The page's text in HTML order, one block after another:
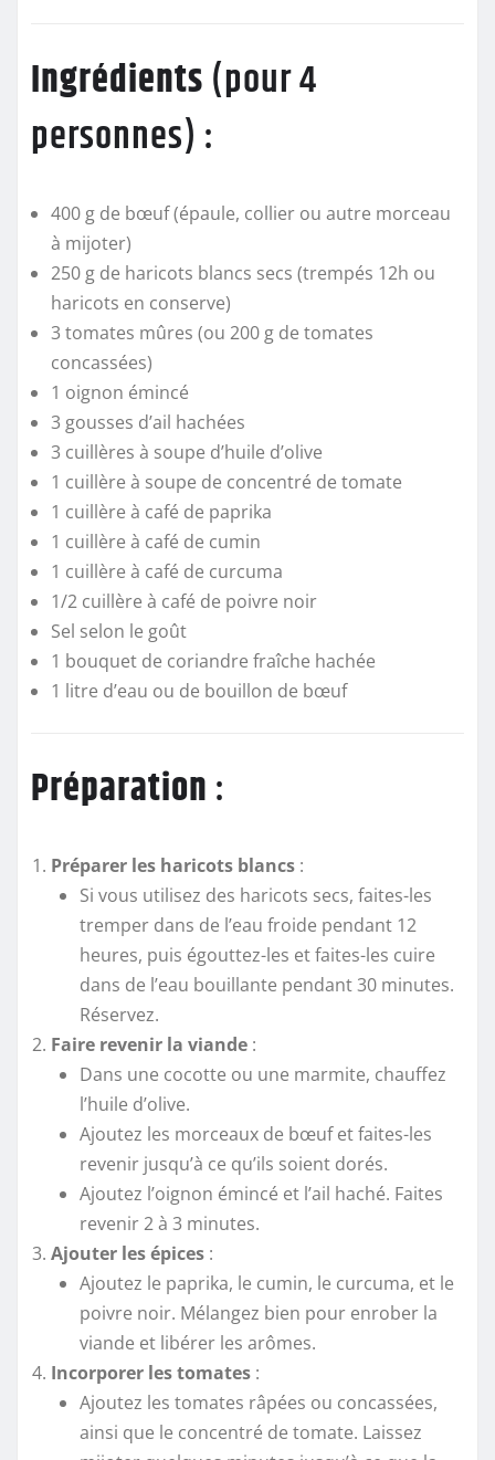
Ingrédients(pour 4
personnes) :
400 g de bœuf (épaule, collier ou autre morceau
à mijoter)
250 g de haricots blancs secs (trempés 12h ou
haricots en conserve)
3 tomates mûres (ou 200 g de tomates
concassées)
1 oignon émincé
3 gousses d’ail hachées
3 cuillères à soupe d’huile d’olive
1 cuillère à soupe de concentré de tomate
1 cuillère à café de paprika
1 cuillère à café de cumin
1 cuillère à café de curcuma
1/2 cuillère à café de poivre noir
Sel selon le goût
1 bouquet de coriandre fraîche hachée
1 litre d’eau ou de bouillon de bœuf
Préparation:
Préparer les haricots blancs :
Si vous utilisez des haricots secs, faites-les
tremper dans de l’eau froide pendant 12
heures, puis égouttez-les et faites-les cuire
dans de l’eau bouillante pendant 30 minutes.
Réservez.
Faire revenir la viande :
Dans une cocotte ou une marmite, chauffez
l’huile d’olive.
Ajoutez les morceaux de bœuf et faites-les
revenir jusqu’à ce qu’ils soient dorés.
Ajoutez l’oignon émincé et l’ail haché. Faites
revenir 2 à 3 minutes.
Ajouter les épices :
Ajoutez le paprika, le cumin, le curcuma, et le
poivre noir. Mélangez bien pour enrober la
viande et libérer les arômes.
Incorporer les tomates :
Ajoutez les tomates râpées ou concassées,
ainsi que le concentré de tomate. Laissez